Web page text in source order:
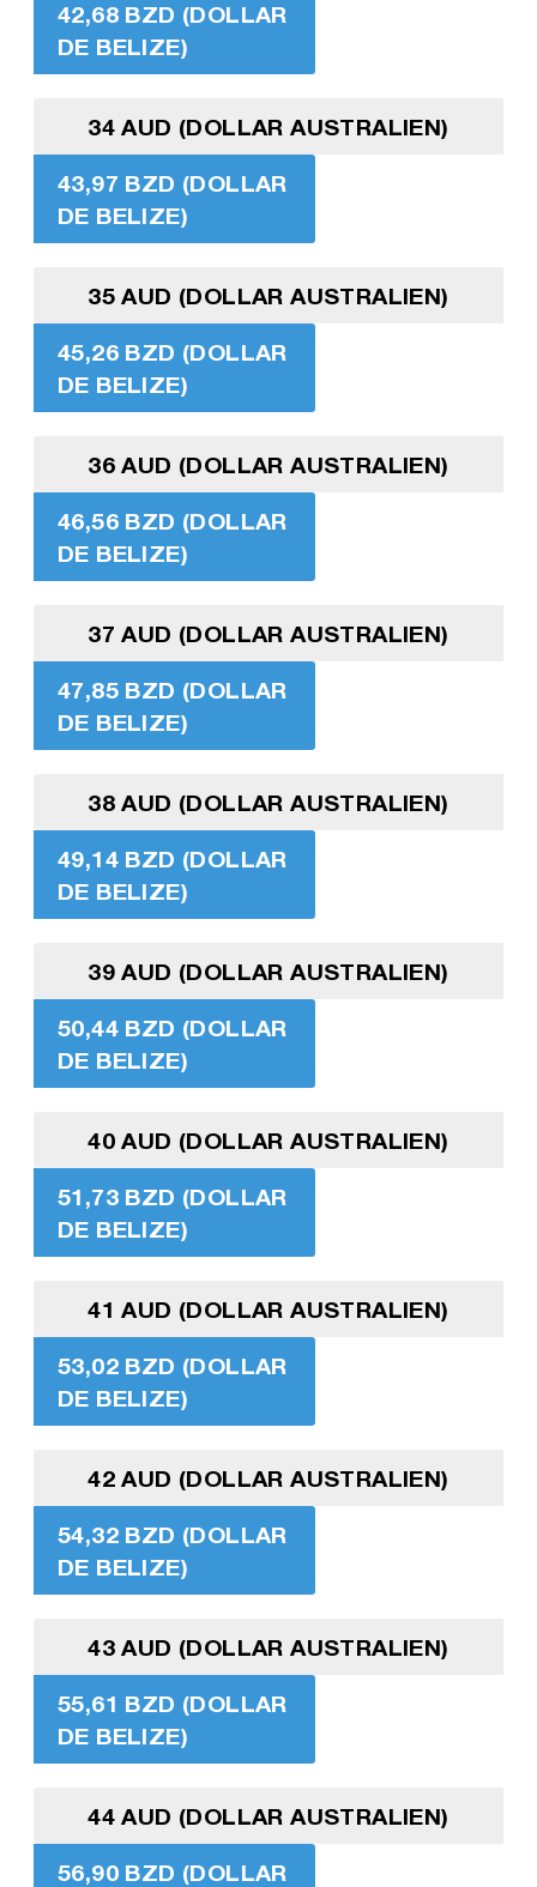
42,68 BZD (DOLLAR
DE BELIZE)
34 AUD (DOLLAR AUSTRALIEN)
43,97 BZD (DOLLAR
DE BELIZE)
35 AUD (DOLLAR AUSTRALIEN)
45,26 BZD (DOLLAR
DE BELIZE)
36 AUD (DOLLAR AUSTRALIEN)
46,56 BZD (DOLLAR
DE BELIZE)
37 AUD (DOLLAR AUSTRALIEN)
47,85 BZD (DOLLAR
DE BELIZE)
38 AUD (DOLLAR AUSTRALIEN)
49,14 BZD (DOLLAR
DE BELIZE)
39 AUD (DOLLAR AUSTRALIEN)
50,44 BZD (DOLLAR
DE BELIZE)
40 AUD (DOLLAR AUSTRALIEN)
51,73 BZD (DOLLAR
DE BELIZE)
41 AUD (DOLLAR AUSTRALIEN)
53,02 BZD (DOLLAR
DE BELIZE)
42 AUD (DOLLAR AUSTRALIEN)
54,32 BZD (DOLLAR
DE BELIZE)
43 AUD (DOLLAR AUSTRALIEN)
55,61 BZD (DOLLAR
DE BELIZE)
44 AUD (DOLLAR AUSTRALIEN)
56,90 BZD (DOLLAR